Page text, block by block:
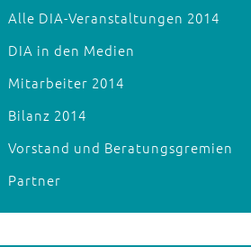
Alle DIA-Veranstaltungen 2014
DIA in den Medien
Mitarbeiter 2014
Bilanz 2014
Vorstand und Beratungsgremien
Partner